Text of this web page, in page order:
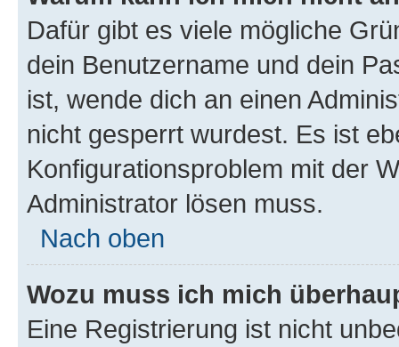
Dafür gibt es viele mögliche
dein Benutzername und dein
ist, wende dich an einen
nicht gesperrt wurdest. Es ist
Konfigurationsproblem mit der
Administrator lösen muss.
Nach oben
Wozu muss ich mich
Eine Registrierung ist nicht